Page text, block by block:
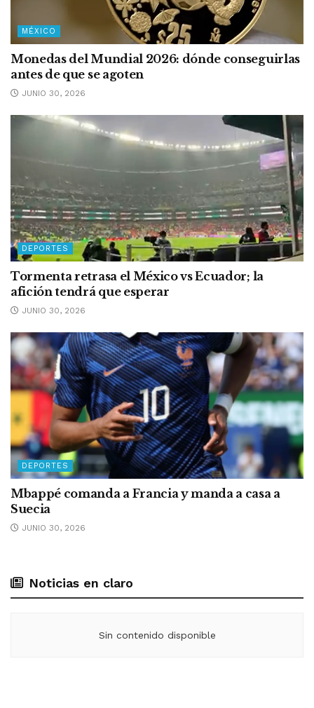
MÉXICO
Monedas del Mundial 2026: dónde conseguirlas
antes de que se agoten
JUNIO 30, 2026
DEPORTES
Tormenta retrasa el México vs Ecuador; la
afición tendrá que esperar
JUNIO 30, 2026
DEPORTES
Mbappé comanda a Francia y manda a casa a
Suecia
JUNIO 30, 2026
Noticias en claro
Sin contenido disponible